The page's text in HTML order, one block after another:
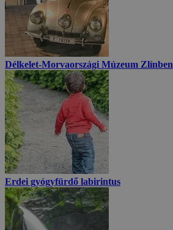
Délkelet-Morvaországi Múzeum Zlínben
Erdei gyógyfürdő labirintus